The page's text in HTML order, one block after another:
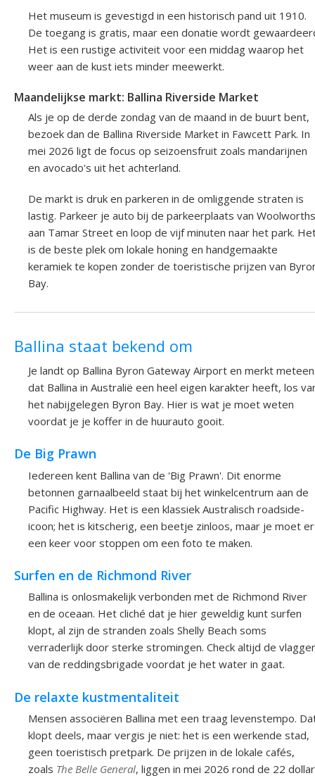
Het museum is gevestigd in een historisch pand uit 1910.
De toegang is gratis, maar een donatie wordt
Het is een rustige activiteit voor een middag waarop het
weer aan de kust iets minder meewerkt.
Maandelijkse markt: Ballina Riverside Market
Als je op de derde zondag van de maand in de buurt bent,
bezoek dan de Ballina Riverside Market in Fawcett Park. In
mei 2026 ligt de focus op seizoensfruit zoals mandarijnen
en avocado's uit het achterland.
De markt is druk en parkeren in de omliggende straten is
lastig. Parkeer je auto bij de parkeerplaats van Woolworths
aan Tamar Street en loop de vijf minuten naar het park.
is de beste plek om lokale honing en handgemaakte
keramiek te kopen zonder de toeristische prijzen van
Bay.
Ballina staat bekend om
Je landt op Ballina Byron Gateway Airport en merkt meteen
dat Ballina in Australië een heel eigen karakter heeft, los
het nabijgelegen Byron Bay. Hier is wat je moet weten
voordat je je koffer in de huurauto gooit.
De Big Prawn
Iedereen kent Ballina van de 'Big Prawn'. Dit enorme
betonnen garnaalbeeld staat bij het winkelcentrum aan de
Pacific Highway. Het is een klassiek Australisch roadside-
icoon; het is kitscherig, een beetje zinloos, maar je moet er
een keer voor stoppen om een foto te maken.
Surfen en de Richmond River
Ballina is onlosmakelijk verbonden met de Richmond River
en de oceaan. Het cliché dat je hier geweldig kunt surfen
klopt, al zijn de stranden zoals Shelly Beach soms
verraderlijk door sterke stromingen. Check altijd de
van de reddingsbrigade voordat je het water in gaat.
De relaxte kustmentaliteit
Mensen associëren Ballina met een traag levenstempo.
klopt deels, maar vergis je niet: het is een werkende stad,
geen toeristisch pretpark. De prijzen in de lokale cafés,
zoals The Belle General, liggen in mei 2026 rond de 22 dollar